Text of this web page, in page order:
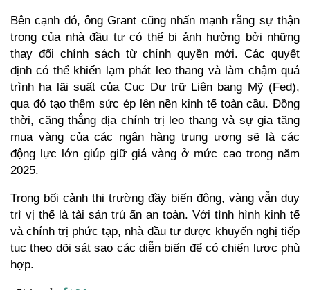
Bên cạnh đó, ông Grant cũng nhấn mạnh rằng sự thận
trọng của nhà đầu tư có thể bị ảnh hưởng bởi những
thay đổi chính sách từ chính quyền mới. Các quyết
định có thể khiến lạm phát leo thang và làm chậm quá
trình hạ lãi suất của Cục Dự trữ Liên bang Mỹ (Fed),
qua đó tạo thêm sức ép lên nền kinh tế toàn cầu. Đồng
thời, căng thẳng địa chính trị leo thang và sự gia tăng
mua vàng của các ngân hàng trung ương sẽ là các
động lực lớn giúp giữ giá vàng ở mức cao trong năm
2025.
Trong bối cảnh thị trường đầy biến động, vàng vẫn duy
trì vị thế là tài sản trú ẩn an toàn. Với tình hình kinh tế
và chính trị phức tạp, nhà đầu tư được khuyến nghị tiếp
tục theo dõi sát sao các diễn biến để có chiến lược phù
hợp.